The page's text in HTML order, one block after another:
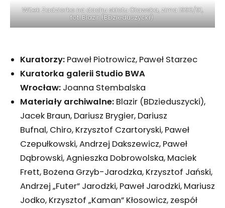
Witek Zadziorko na dachu skłotu Oławska, zima 1990/91,
fot. Blazir (BDzieduszycki)
Kuratorzy: Paweł Piotrowicz, Paweł Starzec
Kuratorka galerii Studio BWA
Wrocław: Joanna Stembalska
Materiały archiwalne: Blazir (BDzieduszycki),
Jacek Braun, Dariusz Brygier, Dariusz
Bufnal, Chiro, Krzysztof Czartoryski, Paweł
Czepułkowski, Andrzej Dakszewicz, Paweł
Dąbrowski, Agnieszka Dobrowolska, Maciek
Frett, Bożena Grzyb-Jarodzka, Krzysztof Jański,
Andrzej „Futer” Jarodzki, Paweł Jarodzki, Mariusz
Jodko, Krzysztof „Kaman” Kłosowicz, zespół